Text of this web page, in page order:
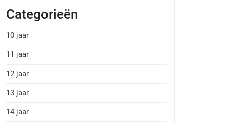
Categorieën
10 jaar
11 jaar
12 jaar
13 jaar
14 jaar